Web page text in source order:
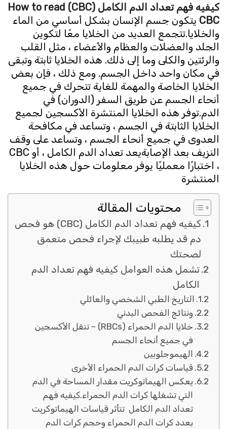
كيفيه فهم تعداد الدم الكامل
(CBC) How to read
CBC يتكون جسم الإنسان بشكل أساسي من الماء
والخلايا.تتجمع العديد من الخلايا معًا لتكوين
الجلد والعضلات والعظام والأعضاء ، مثل القلب
والرئتين والكلى وما إلى ذلك. هذه الخلايا ثابتة وتبقى
في مكان واحد داخل الجسم. ومع ذلك ، فإن بعض
الخلايا الخاصة والمهمة للغاية تتحرك في جميع
أنحاء الجسم عن طريق السفر (الدوران) في
الدم.توفر هذه الخلايا المنتشرة الأكسجين لجميع
الخلايا الثابتة في الجسم ، وتساعد في مكافحة
العدوى في جميع أنحاء الجسم ، وتساعد على وقف
النزيف بعد الإصابةيعد تعداد الدم الكامل ، أو CBC
، اختبارًا معمليًا يوفر معلومات حول هذه الخلايا
المنتشرة
محتويات المقالة
كيفيه فهم تعداد الدم الكامل (CBC) هو فحص
دم قد يطلبه طبيبك لإجراء فحص متعمق
لصحتك
تشمل هذه العوامل كيفيه فهم تعداد الدم
الكامل
التاريخ الطبي الشخصي والعائلي
ونتائج الفحص البدني
خلايا الدم الحمراء (RBCs) – تنقل الأكسجين
في جميع أنحاء الجسم
الهيموجلوبين
قياسات كرات الدم الحمراء الأخرى
يعكس الهيماتوكريت مقدار المساحة في الدم
التي تشغلها كرات الدم الحمراء.كيفيه فهم
تعداد الدم الكامل تتأثر قياسات الهيماتوكريت
بعدد كرات الدم الحمراء وحجم كرات الدم